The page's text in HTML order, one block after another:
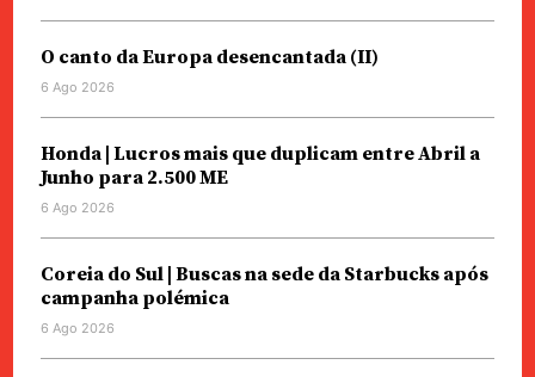
O canto da Europa desencantada (II)
6 Ago 2026
Honda | Lucros mais que duplicam entre Abril a
Junho para 2.500 ME
6 Ago 2026
Coreia do Sul | Buscas na sede da Starbucks após
campanha polémica
6 Ago 2026